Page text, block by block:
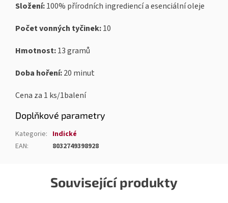
Související produkty
Složení:100% přírodních ingrediencí a esenciální oleje
Počet vonných tyčinek:10
Hmotnost:13 gramů
Doba hoření:20 minut
Cena za 1 ks/1balení
Doplňkové parametry
Kategorie: Indické
EAN: 8032749398928